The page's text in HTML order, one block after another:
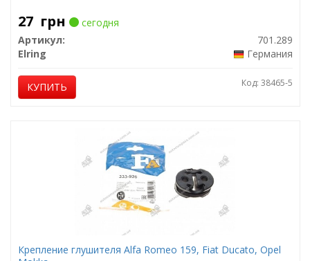
27 грн
сегодня
Артикул:
701.289
Elring
Германия
КУПИТЬ Код: 38465-5
Крепление глушителя Alfa Romeo 159, Fiat Ducato, Opel